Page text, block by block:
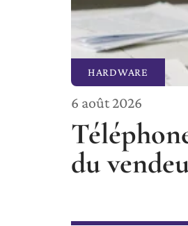
HARDWARE
6 août 2026
du